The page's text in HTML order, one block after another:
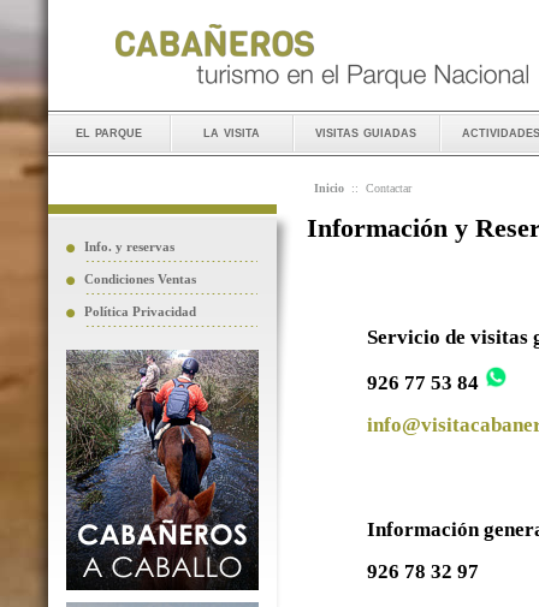
el parque la visita visitas guiadas actividades
Info. y reservas
Condiciones Ventas
Política Privacidad
Inicio :: Contactar
Información y
Servicio de visitas
926 77 53 84
Información
926 78 32 97